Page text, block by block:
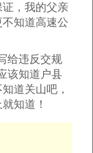
，我的父亲
知道高速公
给违反交规
该知道户县
道关山吧，
知道！